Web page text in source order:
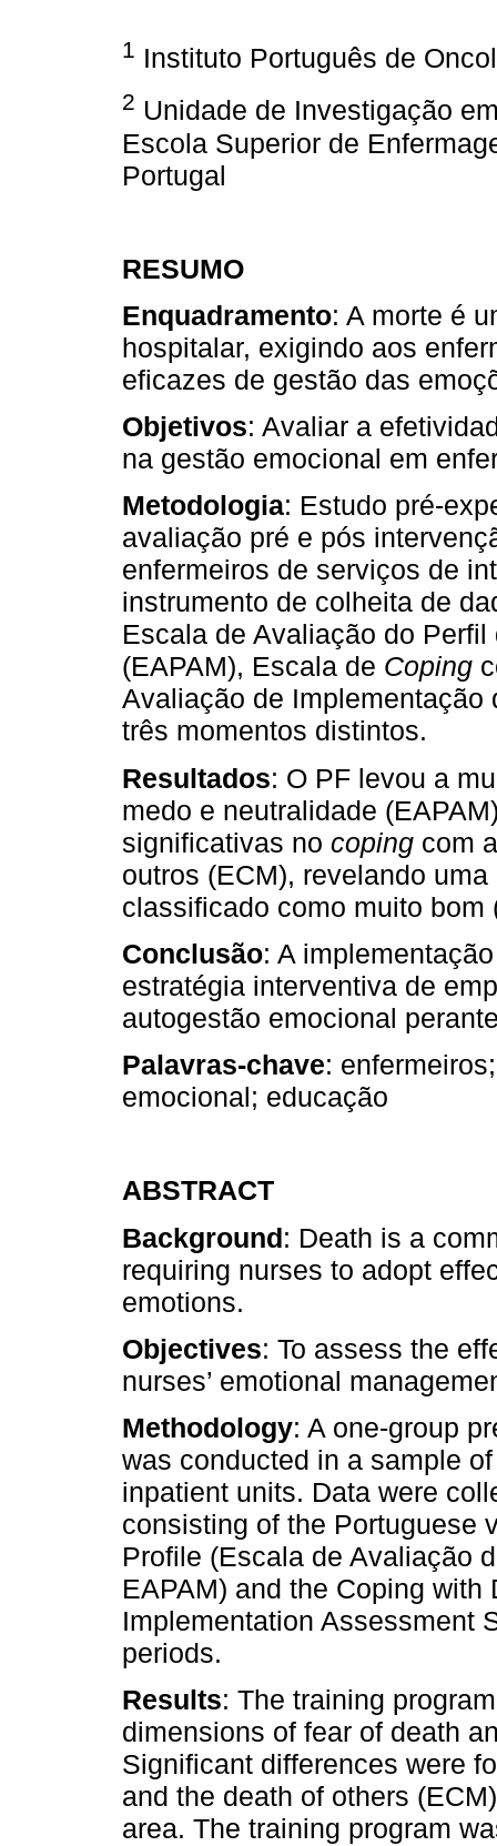
1 Instituto Português de
2 Unidade de Investigação
Escola Superior de
Portugal
RESUMO
Enquadramento: A morte é
hospitalar, exigindo aos
eficazes de gestão das
Objetivos: Avaliar a
na gestão emocional em
Metodologia: Estudo pré-
avaliação pré e pós
enfermeiros de serviços de
instrumento de colheita de
Escala de Avaliação do
(EAPAM), Escala de Coping
Avaliação de Implementação
três momentos distintos.
Resultados: O PF levou a
medo e neutralidade
significativas no coping com
outros (ECM), revelando
classificado como muito bom
Conclusão: A
estratégia interventiva de
autogestão emocional
Palavras-chave:
emocional; educação
ABSTRACT
Background: Death is a
requiring nurses to adopt
emotions.
Objectives: To assess the
nurses’ emotional
Methodology: A one-group
was conducted in a sample
inpatient units. Data were
consisting of the Portuguese
Profile (Escala de Avaliação
EAPAM) and the Coping
Implementation Assessment
periods.
Results: The training
dimensions of fear of death
Significant differences were
and the death of others
area. The training program